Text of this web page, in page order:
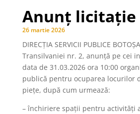
Anunț licitație
26 martie 2026
DIRECȚIA SERVICII PUBLICE
Transilvaniei nr. 2, anunţă pe cei
data de 31.03.2026 ora 10:00
publică pentru ocuparea locurilor
piețe, după cum urmează:
– închiriere spații pentru activități